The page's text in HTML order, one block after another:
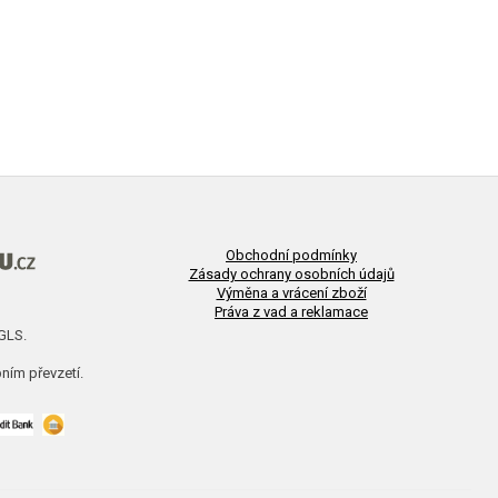
převzetí.
Obchodní podmínky
Zásady ochrany osobních údajů
Výměna a vrácení zboží
Práva z vad a reklamace